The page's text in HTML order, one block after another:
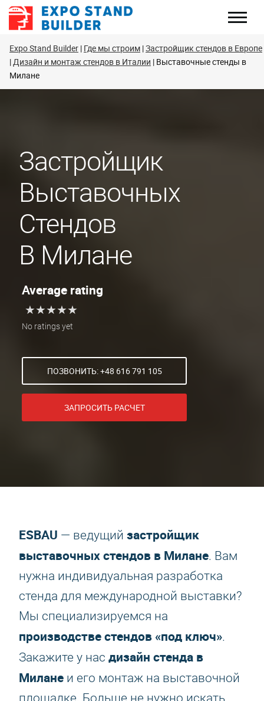
Перейти
Expo Stand Builder Где мы строим Застройщик стендов в Европе
Дизайн и монтаж стендов в Италии Выставочные стенды в
Милане
Застройщик
Выставочных
Стендов
В Милане
Average rating
★★★★★
★★★★★
No ratings yet
ПОЗВОНИТЬ: +48 616 791 105
ЗАПРОСИТЬ РАСЧЕТ
ESBAU — ведущий застройщик
выставочных стендов в Милане. Вам
нужна индивидуальная разработка
стенда для международной выставки?
Мы специализируемся на
производстве стендов «под ключ».
Закажите у нас дизайн стенда в
Милане и его монтаж на выставочной
площадке. Больше не нужно искать